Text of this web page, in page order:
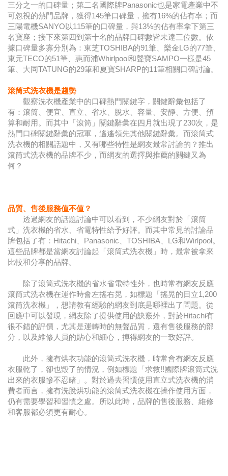
三分之一的口碑量；第二名國際牌Panasonic也是家電產業中不
可忽視的熱門品牌，獲得145筆口碑量，擁有16%的佔有率；而
三陽電機SANYO以115筆的口碑量，與13%的佔有率拿下第三
名寶座；接下來第四到第十名的品牌口碑數皆未達三位數。依
據口碑量多寡分別為：東芝TOSHIBA的91筆、樂金LG的77筆、
東元TECO的51筆、惠而浦Whirlpool和聲寶SAMPO一樣是45
筆、大同TATUNG的29筆和夏寶SHARP的11筆相關口碑討論。
滾筒式洗衣機是趨勢
觀察洗衣機產業中的口碑熱門關鍵字，關鍵辭彙包括了
有：滾筒、便宜、直立、省水、脫水、容量、安靜、方便、預
算和耐用。而其中「滾筒」關鍵辭彙在四月就出現了230次，是
熱門口碑關鍵辭彙的冠軍，遙遙領先其他關鍵辭彙。而滾筒式
洗衣機的相關話題中，又有哪些特性是網友最常討論的？推出
滾筒式洗衣機的品牌不少，而網友的選擇與推薦的關鍵又為
何？
品質、售後服務值不值？
透過網友的話題討論中可以看到，不少網友對於「滾筒
式」洗衣機的省水、省電特性給予好評。而其中常見的討論品
牌包括了有：Hitachi、Panasonic、TOSHIBA、LG和Wirlpool。
這些品牌都是當網友討論起「滾筒式洗衣機」時，最常被拿來
比較和分享的品牌。
除了滾筒式洗衣機的省水省電特性外，也時常有網友反應
滾筒式洗衣機在運作時會左搖右晃，如標題「搖晃的日立1,200
滾筒洗衣機」，想請教有經驗的網友到底是哪裡出了問題。從
回應中可以發現，網友除了提供使用的訣竅外，對於Hitachi有
很不錯的評價，尤其是運轉時的無聲品質，還有售後服務的部
分，以及維修人員的貼心和細心，搏得網友的一致好評。
此外，擁有烘衣功能的滾筒式洗衣機，時常會有網友反應
衣服乾了，卻也毀了的情況，例如標題「求救!!國際牌滾筒式洗
出來的衣服慘不忍睹」。對於過去習慣使用直立式洗衣機的消
費者而言，擁有洗脫烘功能的滾筒式洗衣機在操作使用方面，
仍有需要學習和習慣之處。所以此時，品牌的售後服務、維修
和客服都必須更有耐心。